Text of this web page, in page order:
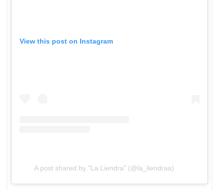
View this post on Instagram
A post shared by "La Liendra" (@la_liendraa)